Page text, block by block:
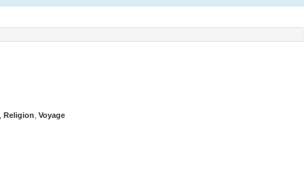
Religion Voyage